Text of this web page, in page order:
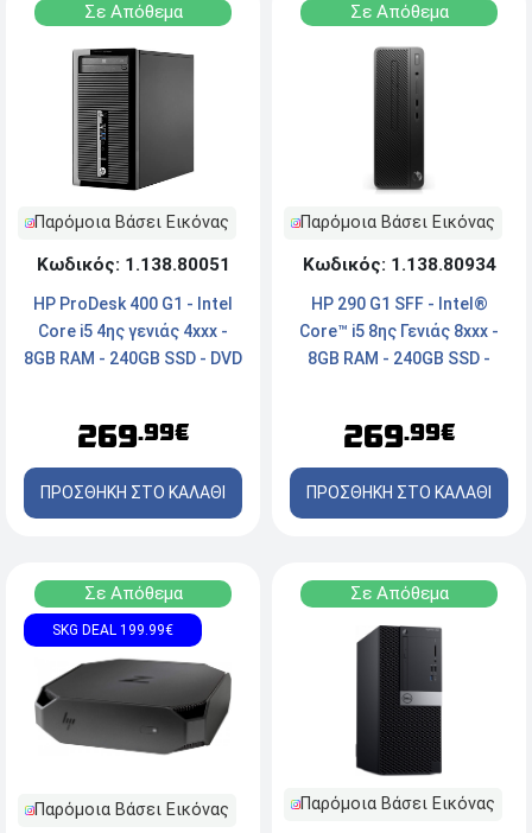
Σε Απόθεμα
Παρόμοια Βάσει Εικόνας
Κωδικός: 1.138.80051
HP ProDesk 400 G1 - Intel
Core i5 4ης γενιάς 4xxx -
8GB RAM - 240GB SSD - DVD
269.99€
ΠΡΟΣΘΗΚΗ ΣΤΟ ΚΑΛΑΘΙ
Σε Απόθεμα
Παρόμοια Βάσει Εικόνας
Κωδικός: 1.138.80934
HP 290 G1 SFF - Intel®
Core™ i5 8ης Γενιάς 8xxx -
8GB RAM - 240GB SSD -
269.99€
ΠΡΟΣΘΗΚΗ ΣΤΟ ΚΑΛΑΘΙ
Σε Απόθεμα
SKG DEAL 199.99€
Παρόμοια Βάσει Εικόνας
Σε Απόθεμα
Παρόμοια Βάσει Εικόνας